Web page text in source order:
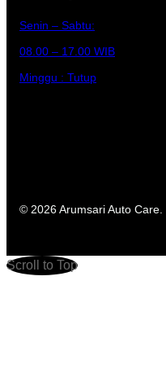
Senin – Sabtu:
08.00 – 17.00 WIB
Minggu : Tutup
© 2026 Arumsari Auto Care.
Scroll to Top